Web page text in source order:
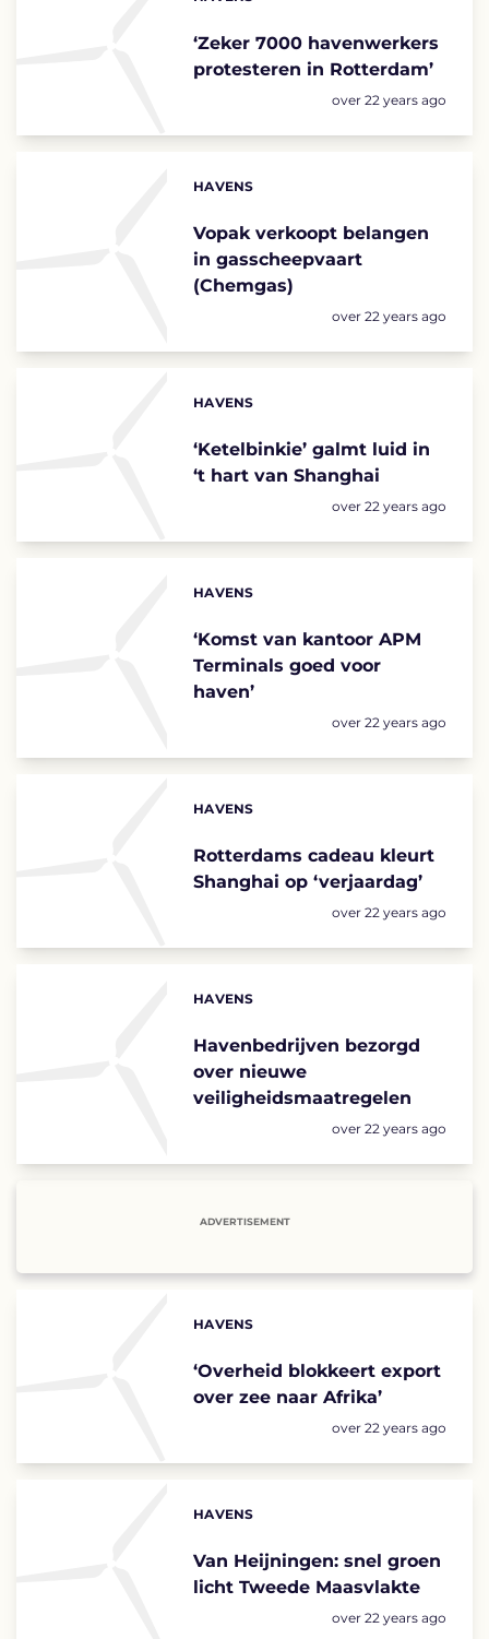
‘Zeker 7000 havenwerkers
protesteren in Rotterdam’
Posted:
over 22 years ago
Vopak verkoopt belangen
in gasscheepvaart
(Chemgas)
Categories:
HAVENS
Posted:
over 22 years ago
‘Ketelbinkie’ galmt luid in
‘t hart van Shanghai
Categories:
HAVENS
Posted:
over 22 years ago
‘Komst van kantoor APM
Terminals goed voor
haven’
Categories:
HAVENS
Posted:
over 22 years ago
Rotterdams cadeau kleurt
Shanghai op ‘verjaardag’
Categories:
HAVENS
Posted:
over 22 years ago
Havenbedrijven bezorgd
over nieuwe
veiligheidsmaatregelen
Categories:
HAVENS
Posted:
over 22 years ago
ADVERTISEMENT
‘Overheid blokkeert export
over zee naar Afrika’
Categories:
HAVENS
Posted:
over 22 years ago
Van Heijningen: snel groen
licht Tweede Maasvlakte
Categories:
HAVENS
Posted:
over 22 years ago